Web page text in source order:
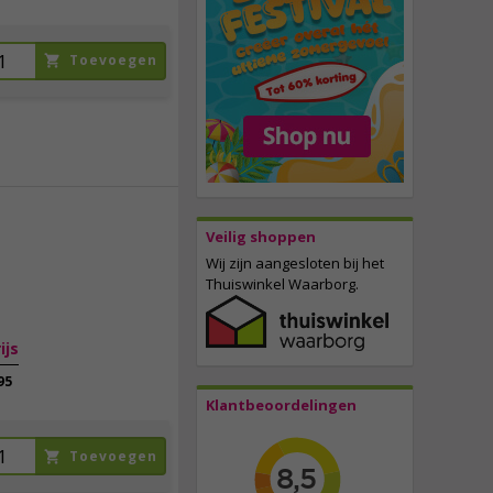
Veilig shoppen
Wij zijn aangesloten bij het
Thuiswinkel Waarborg.
Klantbeoordelingen
Toevoegen
Toevoegen